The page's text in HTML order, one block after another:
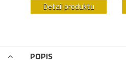
Detail produktu
POPIS